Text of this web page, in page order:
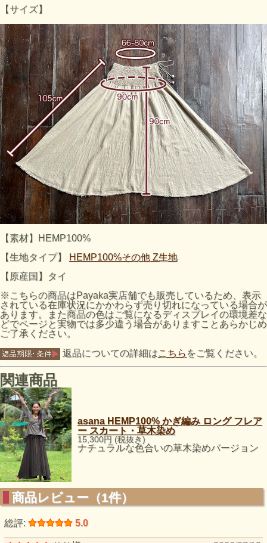
【サイズ】
【素材】HEMP100%
【生地タイプ】
HEMP100%その他 Z生地
【原産国】タイ
※こちらの商品はPayaka実店舗でも販売しているため、表示
されている在庫状況にかかわらず売り切れになっている場合が
あります。また商品の色はご覧になるディスプレイの環境差な
どでページと実物では多少違う場合がありますことあらかじめ
ご了承ください。
返品についての詳細はこちら をご覧ください。
関連商品
asana HEMP100% かぎ編み ロング フレア
ー スカート・草木染め
15,300円 (税抜き)
ナチュラルな色合いの草木染めバージョン
商品レビュー（1件）
総評: 5.0